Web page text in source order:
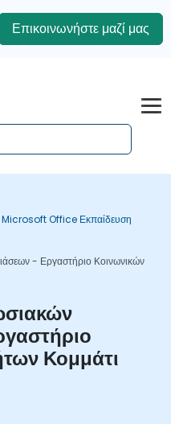
Επικοινωνήστε μαζί μας
Microsoft Office Εκπαίδευση
- Εργαστήριο Κοινωνικών
Κομμάτι